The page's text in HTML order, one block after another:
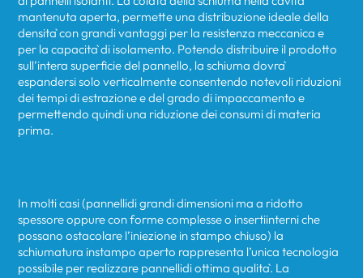
mantenuta aperta, permette una distribuzione ideale della
densità con grandi vantaggi per la resistenza meccanica e
per la capacità di isolamento. Potendo distribuire il prodotto
sull’intera superficie del pannello, la schiuma dovrà
espandersi solo verticalmente consentendo notevoli riduzioni
dei tempi di estrazione e del grado di impaccamento e
permettendo quindi una riduzione dei consumi di materia
prima.
In molti casi (pannellidi grandi dimensioni ma a ridotto
spessore oppure con forme complesse o insertiinterni che
possano ostacolare l’iniezione in stampo chiuso) la
schiumatura instampo aperto rappresenta l’unica tecnologia
possibile per realizzare pannellidi ottima qualità. La